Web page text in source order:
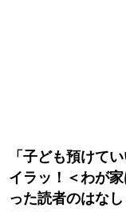
「子ども預けて
イラッ！＜わが
った読者のはなし